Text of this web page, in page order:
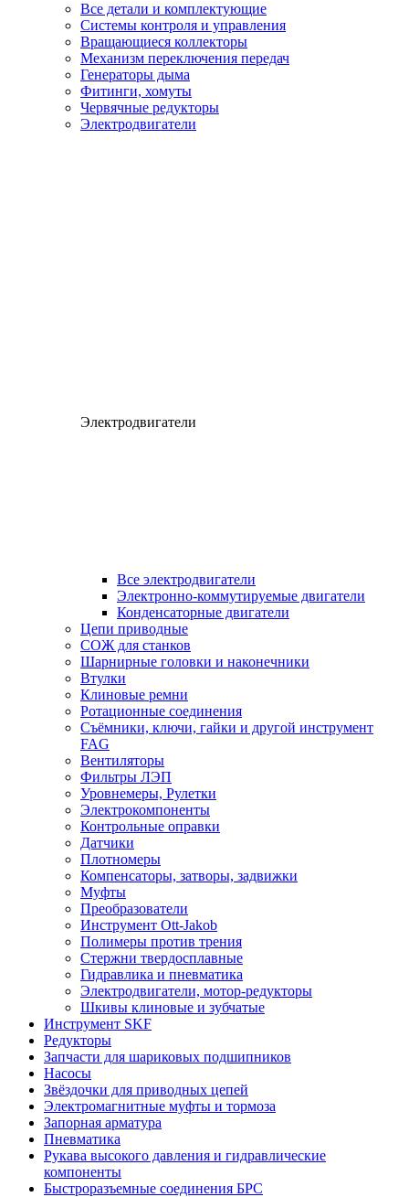
Все детали и комплектующие
Системы контроля и управления
Вращающиеся коллекторы
Механизм переключения передач
Генераторы дыма
Фитинги, хомуты
Червячные редукторы
Электродвигатели
Электродвигатели
Все электродвигатели
Электронно-коммутируемые двигатели
Конденсаторные двигатели
Цепи приводные
СОЖ для станков
Шарнирные головки и наконечники
Втулки
Клиновые ремни
Ротационные соединения
Съёмники, ключи, гайки и другой инструмент
FAG
Вентиляторы
Фильтры ЛЭП
Уровнемеры, Рулетки
Электрокомпоненты
Контрольные оправки
Датчики
Плотномеры
Компенсаторы, затворы, задвижки
Муфты
Преобразователи
Инструмент Ott-Jakob
Полимеры против трения
Стержни твердосплавные
Гидравлика и пневматика
Электродвигатели, мотор-редукторы
Шкивы клиновые и зубчатые
Инструмент SKF
Редукторы
Запчасти для шариковых подшипников
Насосы
Звёздочки для приводных цепей
Электромагнитные муфты и тормоза
Запорная арматура
Пневматика
Рукава высокого давления и гидравлические
компоненты
Быстроразъемные соединения БРС